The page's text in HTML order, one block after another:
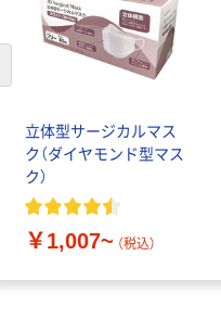
立体型サージカルマス
ク（ダイヤモンド型マス
ク）
￥1,007~ （税込）